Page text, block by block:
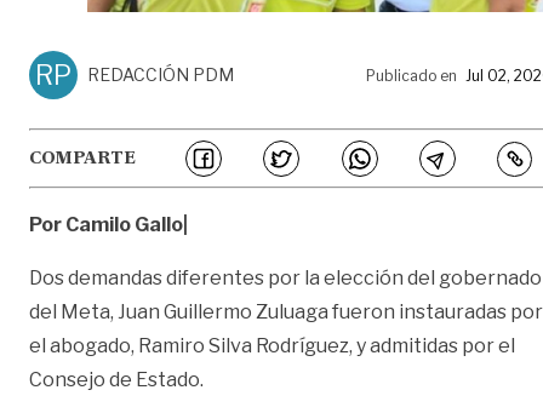
RP REDACCIÓN PDM Publicado en Jul 02,
COMPARTE
Por Camilo Gallo|
Dos demandas diferentes por la elección del
del Meta, Juan Guillermo Zuluaga fueron instauradas por
el abogado, Ramiro Silva Rodríguez, y admitidas por el
Consejo de Estado.